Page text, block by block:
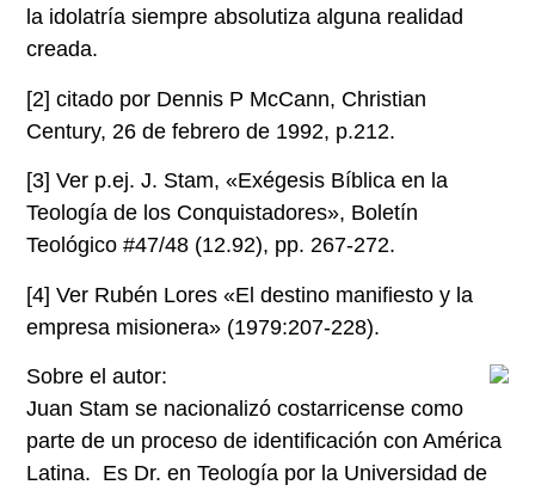
la idolatría siempre absolutiza alguna realidad
creada.
[2]citado por Dennis P McCann, Christian
Century, 26 de febrero de 1992, p.212.
[3]Ver p.ej. J. Stam, «Exégesis Bíblica en la
Teología de los Conquistadores», Boletín
Teológico #47/48 (12.92), pp. 267-272.
[4]Ver Rubén Lores «El destino manifiesto y la
empresa misionera» (1979:207-228).
Sobre el autor:
Juan Stam se nacionalizó costarricense como
parte de un proceso de identificación con América
Latina. Es Dr. en Teología por la Universidad de